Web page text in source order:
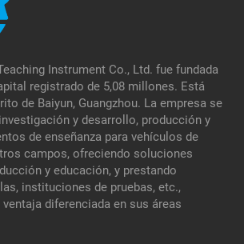
Instrument Co., Ltd. fue fundada
registrado de 5,08 millones. Está
de Baiyun, Guangzhou. La empresa se
y desarrollo, producción y
de enseñanza para vehículos de
campos, ofreciendo soluciones
y educación, y prestando
instituciones de pruebas, etc.,
diferenciada en sus áreas